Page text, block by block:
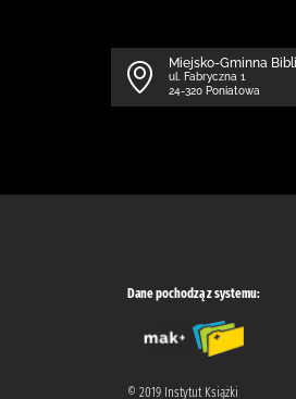
Miejsko-Gminna
ul. Fabryczna 1
24-320 Poniatowa
Dane pochodzą z systemu:
© 2019 Instytut Książki